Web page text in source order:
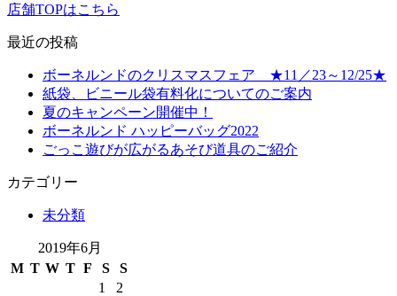
店舗TOPはこちら
最近の投稿
ボーネルンドのクリスマスフェア ★11／23～12/25★
紙袋、ビニール袋有料化についてのご案内
夏のキャンペーン開催中！
ボーネルンド ハッピーバッグ2022
ごっこ遊びが広がるあそび道具のご紹介
カテゴリー
未分類
2019年6月
M T W T F S
S
1
2